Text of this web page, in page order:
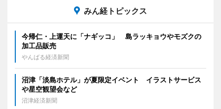
みん経トピックス
今帰仁・上運天に「ナギッコ」 島ラッキョウやモズクの
加工品販売
やんばる経済新聞
沼津「淡島ホテル」が夏限定イベント イラストサービス
や星空観望会など
沼津経済新聞